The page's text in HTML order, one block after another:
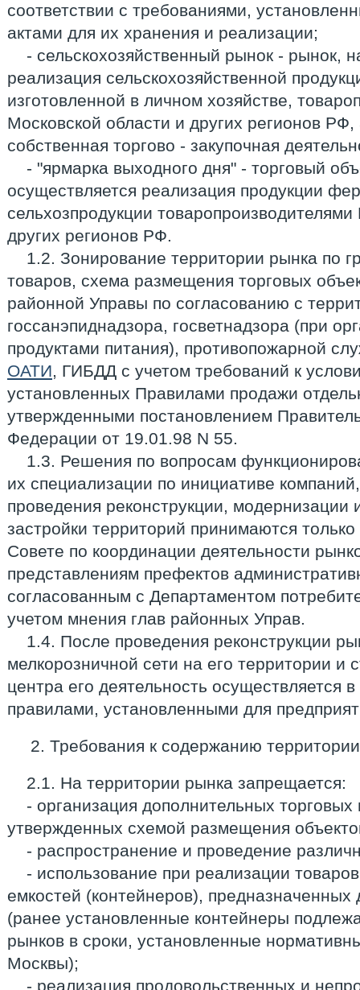
соответствии с требованиями,
актами для их хранения и реализации;
- сельскохозяйственный рынок - рынок,
реализация сельскохозяйственной
изготовленной в личном хозяйстве,
Московской области и других регионов
собственная торгово - закупочная
- "ярмарка выходного дня" - торговый
осуществляется реализация продукции
сельхозпродукции
других регионов РФ.
1.2. Зонирование территории рынка по
товаров, схема размещения торговых
районной Управы по согласованию с
госсанэпиднадзора, госветнадзора (при
продуктами питания), противопожарной
ОАТИ, ГИБДД с учетом требований к
установленных Правилами продажи
утвержденными постановлением
Федерации от 19.01.98 N 55.
1.3. Решения по вопросам
их специализации по инициативе
проведения реконструкции, модернизации
застройки территорий принимаются
Совете по координации деятельности
представлениям префектов
согласованным с Департаментом
учетом мнения глав районных Управ.
1.4. После проведения реконструкции
мелкорозничной сети на его территории и
центра его деятельность осуществляется в
правилами, установленными для
2. Требования к содержанию
2.1. На территории рынка запрещается:
- организация дополнительных
утвержденных схемой размещения
- распространение и проведение
- использование при реализации
емкостей (контейнеров), предназначенных
(ранее установленные контейнеры
рынков в сроки, установленные
Москвы);
- реализация продовольственных и